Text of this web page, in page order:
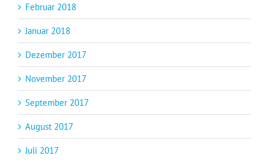
Februar 2018
Januar 2018
Dezember 2017
November 2017
September 2017
August 2017
Juli 2017